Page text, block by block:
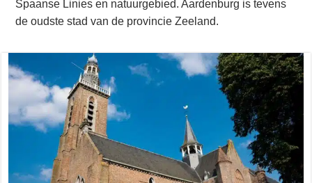
Spaanse Linies en natuurgebied. Aardenburg is tevens
de oudste stad van de provincie Zeeland.